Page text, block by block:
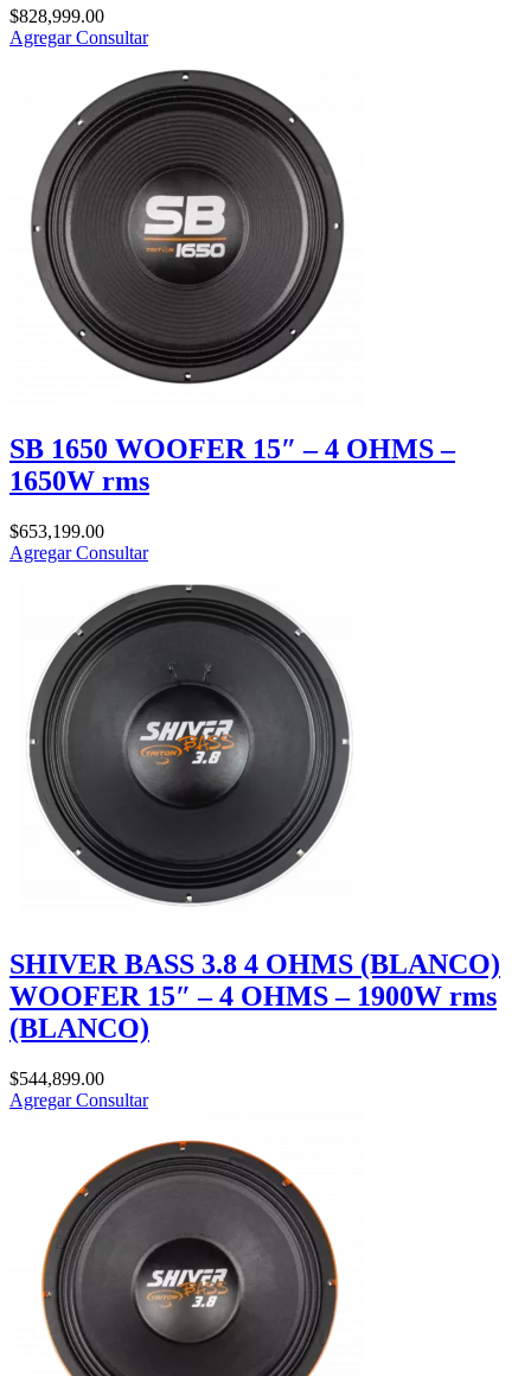
$828,999.00
AgregarConsultar
SB 1650 WOOFER 15″ – 4 OHMS –
1650W rms
$653,199.00
AgregarConsultar
SHIVER BASS 3.8 4 OHMS (BLANCO)
WOOFER 15″ – 4 OHMS – 1900W rms
(BLANCO)
$544,899.00
AgregarConsultar